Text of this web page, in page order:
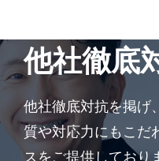
他社徹底
他社徹底対抗を掲げ
質や対応力にもこだ
スをご提供しており